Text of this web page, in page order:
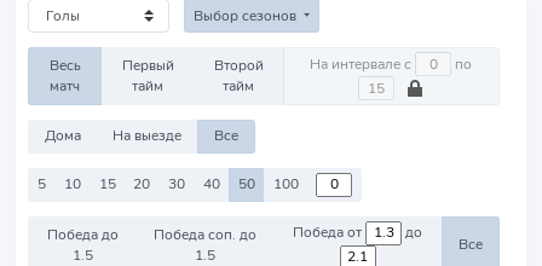
Выбор сезонов
Весь
матч
Первый
тайм
Второй
тайм
На интервале с по
Дома На выезде Все
5 10 15 20 30 40 50 100
Победа до
1.5
Победа соп. до
1.5
Победа от до
Все